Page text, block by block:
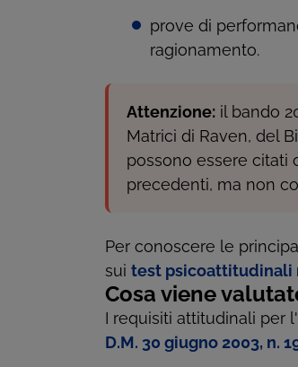
prove di
ragionamento.
Attenzione: il bando
Matrici di Raven, del
possono essere citati
precedenti, ma non
Per conoscere le
sui test psicoattitudinali
Cosa viene
I requisiti attitudinali per
D.M. 30 giugno 2003, n.